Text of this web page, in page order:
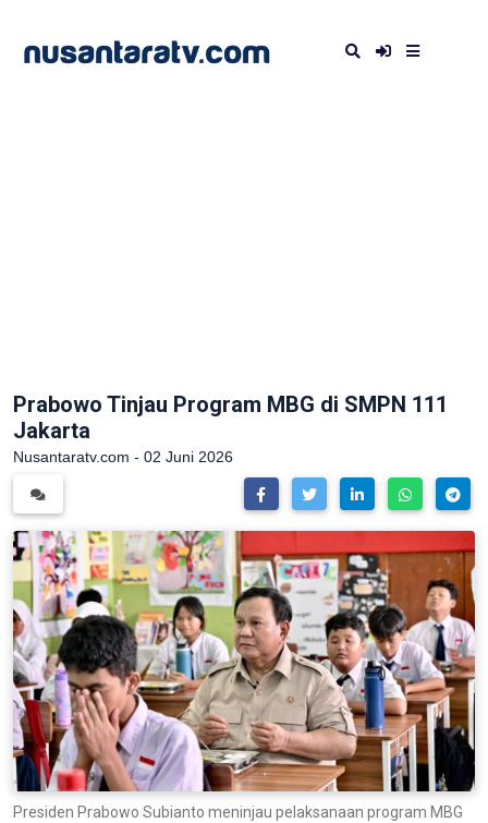
Prabowo Tinjau Program MBG di SMPN 111
Jakarta
Nusantaratv.com - 02 Juni 2026
Presiden Prabowo Subianto meninjau pelaksanaan program MBG